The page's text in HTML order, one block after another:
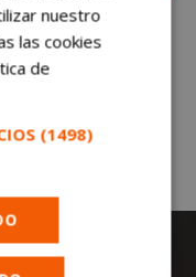
nuestro
las cookies
de
(1498)